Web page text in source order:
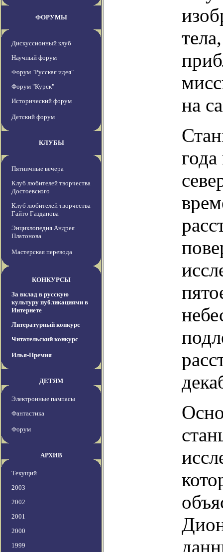
ФОРУМЫ
Дискуссионный клуб
Научный форум
Форум "Русская идея"
Форум "Курск"
Исторический форум
Детский форум
КЛУБЫ
Пятничные вечера
Клуб любителей творчества
Достоевского
Клуб любителей творчества
Гайто Газданова
Энциклопедия Андрея
Платонова
Мастерская перевода
КОНКУРСЫ
За вклад в русскую
культуру публикациями в
Интернете
Литературный конкурс
Читательский конкурс
Илья-Премия
ДЕТЯМ
Электронные пампасы
Фантастика
Форум
АРХИВ
Текущий
2003
2002
2001
2000
1999
на